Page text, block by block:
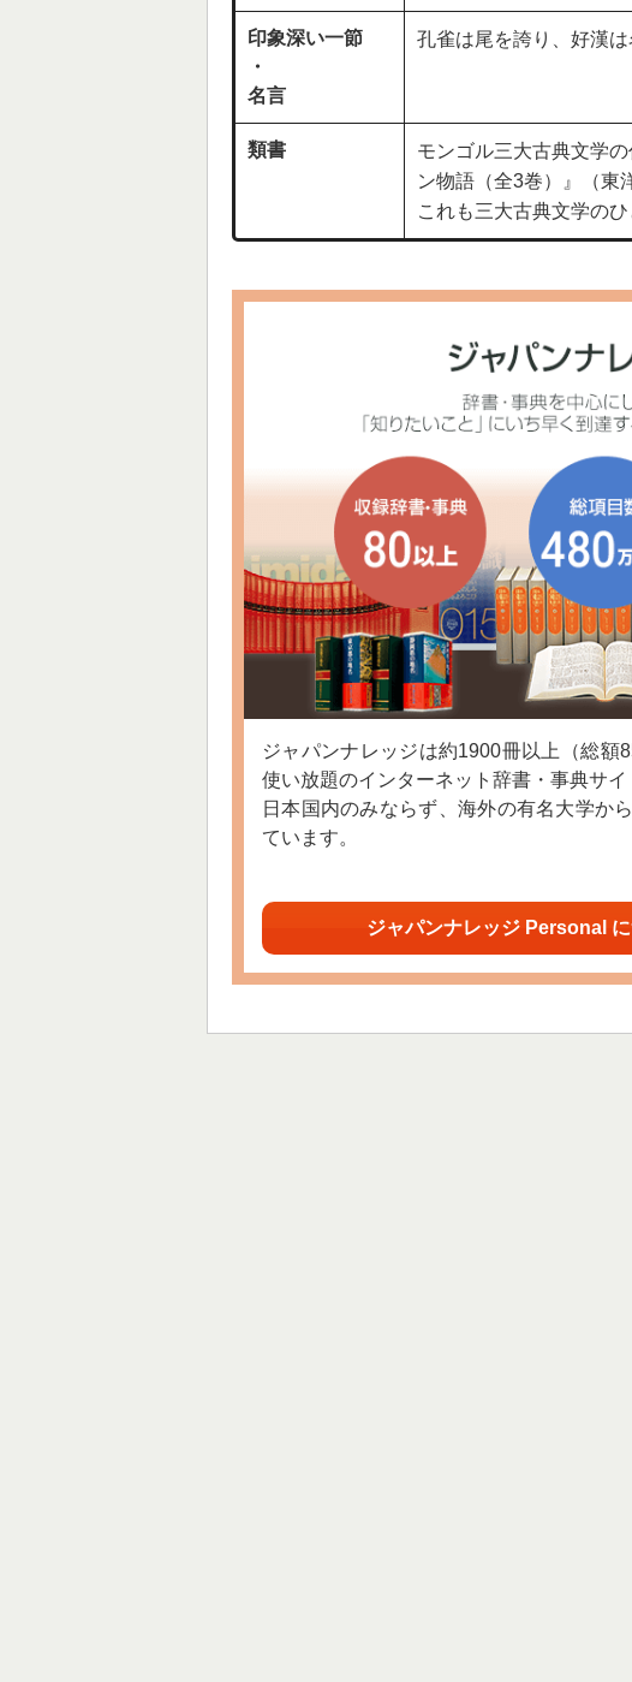
印象深い一節
・
名言
孔雀は尾を誇り、好漢は
類書
モンゴル三大古典文学
ン物語（全3巻）』（東
これも三大古典文学の
ジャパンナレッジは約1900冊以上（総額
使い放題のインターネット辞書・事典サイ
日本国内のみならず、海外の有名大学か
ています。
ジャパンナレッジ Personal